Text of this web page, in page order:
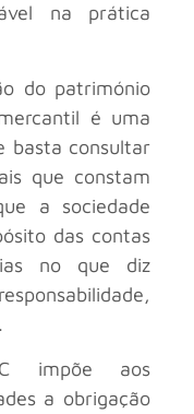
na prática
do património
é uma
basta consultar
que constam
a sociedade
das contas
no que diz
impõe aos
a obrigação